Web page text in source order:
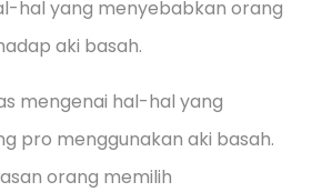
hal yang menyebabkan orang
aki basah.
mengenai hal-hal yang
pro menggunakan aki basah.
orang memilih